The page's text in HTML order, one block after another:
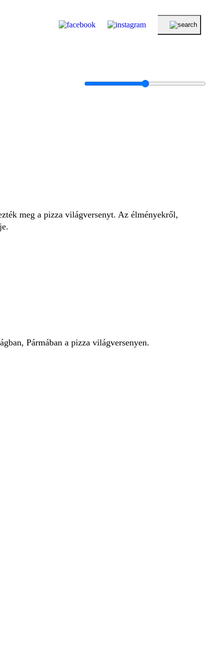
meg a pizza világversenyt. Az élményekről,
Pármában a pizza világversenyen.